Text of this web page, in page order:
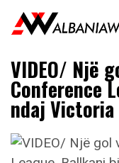
VIDEO/ Një
Conference
ndaj Victoria